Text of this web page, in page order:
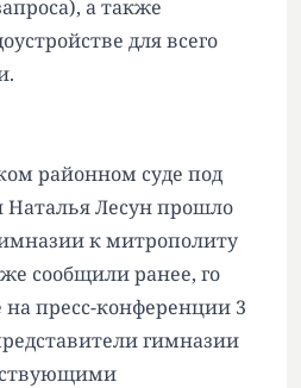
а также
для всего
районном суде под
Наталья Лесун прошло
к митрополиту
сообщили ранее, го
пресс-конференции 3
гимназии